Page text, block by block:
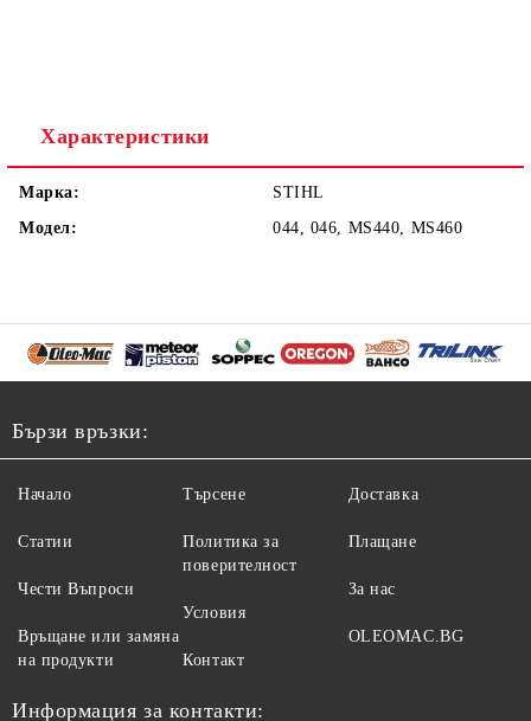
Характеристики
Марка:
STIHL
Модел:
044, 046, MS440, MS460
Бързи връзки:
Начало
Статии
Чести Въпроси
Връщане или замяна
на продукти
Търсене
Политика за
поверителност
Условия
Контакт
Доставка
Плащане
За нас
OLEOMAC.BG
Информация за контакти: